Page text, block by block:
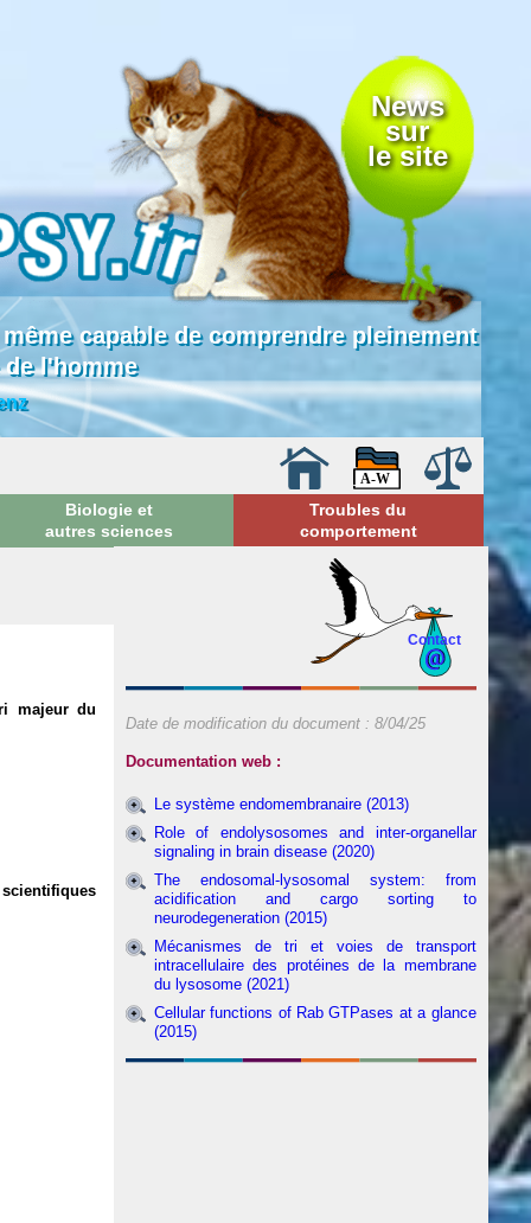
News
sur
le site
capable de comprendre pleinement
l'homme
Biologie et
autres sciences
Troubles du
comportement
majeur du
Contact
Date de modification du document : 8/04/25
Documentation web :
Le système endomembranaire (2013)
Role of endolysosomes and inter-organellar
signaling in brain disease (2020)
The endosomal-lysosomal system: from
acidification and cargo sorting to
neurodegeneration (2015)
Mécanismes de tri et voies de transport
intracellulaire des protéines de la membrane
du lysosome (2021)
Cellular functions of Rab GTPases at a glance
(2015)